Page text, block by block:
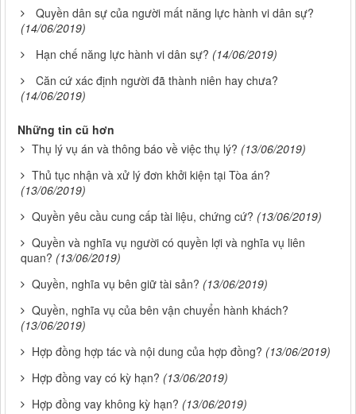
Quyền dân sự của người mất năng lực hành vi dân sự?
(14/06/2019)
Hạn chế năng lực hành vi dân sự? (14/06/2019)
Căn cứ xác định người đã thành niên hay chưa?
(14/06/2019)
Những tin cũ hơn
Thụ lý vụ án và thông báo về việc thụ lý? (13/06/2019)
Thủ tục nhận và xử lý đơn khởi kiện tại Tòa án?
(13/06/2019)
Quyền yêu cầu cung cấp tài liệu, chứng cứ? (13/06/2019)
Quyền và nghĩa vụ người có quyền lợi và nghĩa vụ liên
quan? (13/06/2019)
Quyền, nghĩa vụ bên giữ tài sản? (13/06/2019)
Quyền, nghĩa vụ của bên vận chuyển hành khách?
(13/06/2019)
Hợp đồng hợp tác và nội dung của hợp đồng? (13/06/2019)
Hợp đồng vay có kỳ hạn? (13/06/2019)
Hợp đồng vay không kỳ hạn? (13/06/2019)